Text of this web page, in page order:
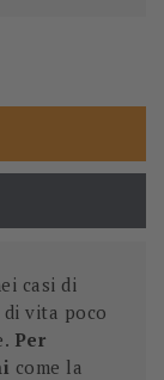
casi di
vita poco
Per
come la